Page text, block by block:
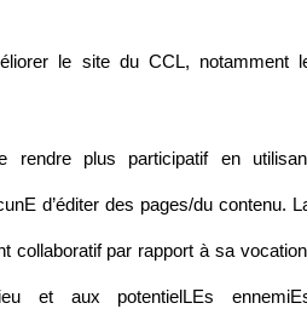
le site du CCL, notamment
rendre plus participatif en
d’éditer des pages/du contenu.
collaboratif par rapport à sa
et aux potentielLEs